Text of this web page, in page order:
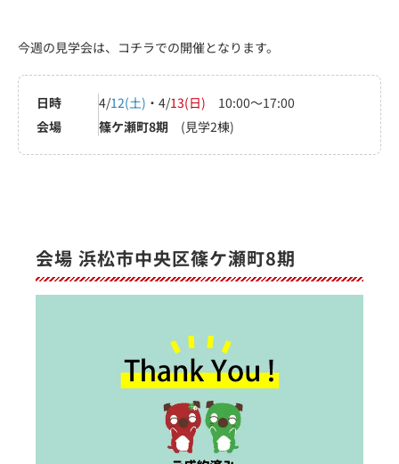
今週の見学会は、コチラでの開催となります。
日時 4/12(土) ・4/13(日) 10:00～17:00
会場
篠ケ瀬町8期 (見学2棟)
会場 浜松市中央区篠ケ瀬町8期